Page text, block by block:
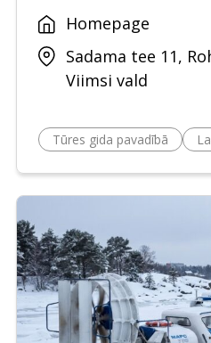
Homepage
Sadama tee 11,
Viimsi vald
Tūres gida pavadībā